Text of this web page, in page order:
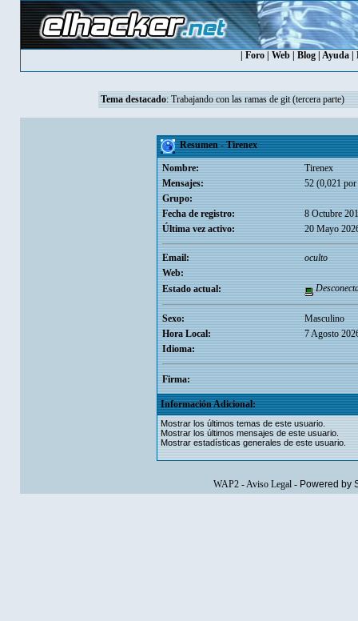
Foro Web Blog Ayuda
Tema destacado: Trabajando con las ramas de git (tercera parte)
Resumen - Tirenex
Nombre:
Tirenex
Mensajes:
52 (0,021 por
Grupo:
Fecha de registro:
8 Octubre
Última vez activo:
20 Mayo
Email:
oculto
Web:
Estado actual:
Sexo:
Masculino
Hora Local:
7 Agosto
Idioma:
Firma:
Información Adicional:
Mostrar los últimos temas de este usuario.
Mostrar los últimos mensajes de este usuario.
Mostrar estadísticas generales de este usuario.
WAP2-Aviso Legal- Powered by